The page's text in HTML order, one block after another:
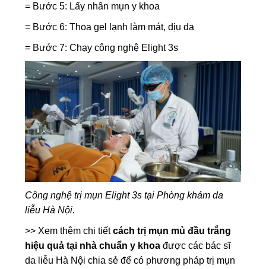
= Bước 5: Lấy nhân mụn y khoa
= Bước 6: Thoa gel lạnh làm mát, dịu da
= Bước 7: Chạy công nghệ Elight 3s
Công nghệ trị mụn Elight 3s tại Phòng khám da
liễu Hà Nội.
>> Xem thêm chi tiếtcách trị mụn mủ đầu trắng
hiệu quả tại nhà chuẩn y khoa được các bác sĩ
da liễu Hà Nội chia sẻ để có phương pháp trị mụn